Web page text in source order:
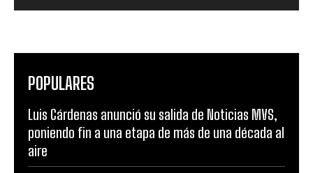
POPULARES
Luis Cárdenas anunció su salida de Noticias MVS,
poniendo fin a una etapa de más de una década al
aire